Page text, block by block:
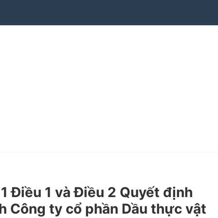
Điều 1 và Điều 2 Quyết định
Công ty cổ phần Dầu thực vật